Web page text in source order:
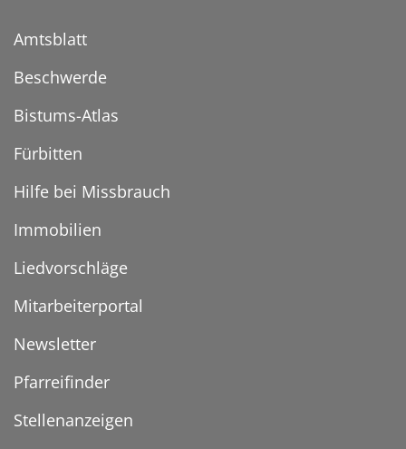
Amtsblatt
Beschwerde
Bistums-Atlas
Fürbitten
Hilfe bei Missbrauch
Immobilien
Liedvorschläge
Mitarbeiterportal
Newsletter
Pfarreifinder
Stellenanzeigen